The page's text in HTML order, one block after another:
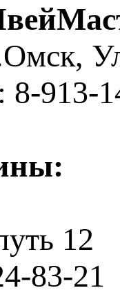
913-
12
83-21